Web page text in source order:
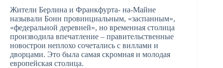
Жители Берлина и Франкфурта- на-Майне
называли Бонн провинциальным, «заспанным»,
«федеральной деревней», но временная столица
производила впечатление – правительственные
новострои неплохо сочетались с виллами и
дворцами. Это была самая скромная и молодая
европейская столица.